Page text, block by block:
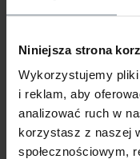
Niniejsza strona
Wykorzystujemy
i reklam, aby
analizować ruch w
korzystasz z naszej
społecznościowym,